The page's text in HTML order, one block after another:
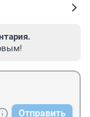
Отправить